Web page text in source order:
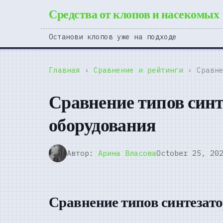
Средства от клопов и насекомых
Останови клопов уже на подходе
Главная › Сравнение и рейтинги ›
Сравнение типов
оборудования
Автор: Арина ВласоваOctober 25,
Сравнение типов